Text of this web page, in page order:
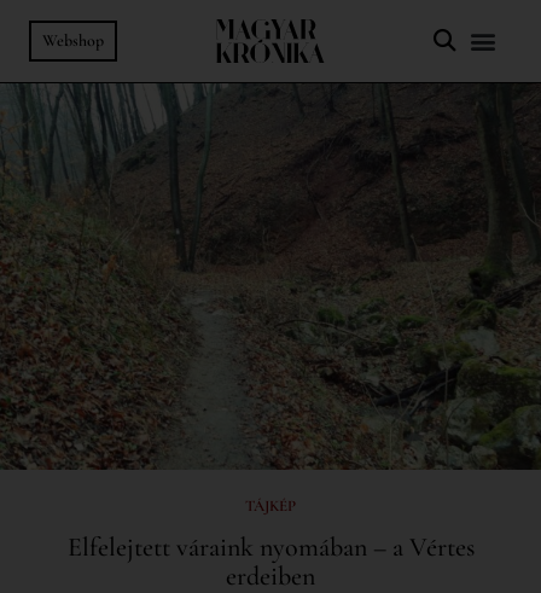
Webshop
TÁJKÉP
Elfelejtett váraink nyomában – a Vértes
erdeiben